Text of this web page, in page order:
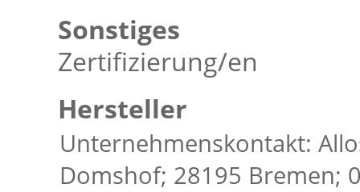
Sonstiges
Zertifizierung/en
Hersteller
Unternehmenskontakt:
Domshof; 28195 Bremen;